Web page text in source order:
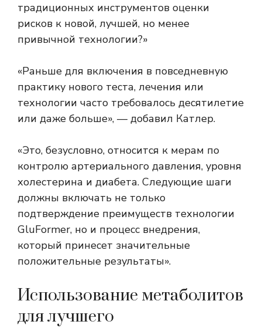
традиционных инструментов оценки
рисков к новой, лучшей, но менее
привычной технологии?»
«Раньше для включения в повседневную
практику нового теста, лечения или
технологии часто требовалось десятилетие
или даже больше», — добавил Катлер.
«Это, безусловно, относится к мерам по
контролю артериального давления, уровня
холестерина и диабета. Следующие шаги
должны включать не только
подтверждение преимуществ технологии
GluFormer, но и процесс внедрения,
который принесет значительные
положительные результаты».
Использование метаболитов
для лучшего